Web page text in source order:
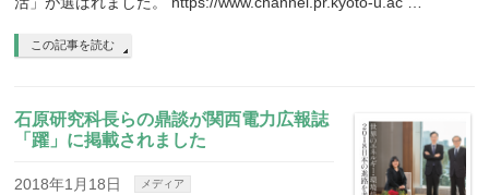
この記事を読む
石原研究科長らの鼎談が関西電力広報誌
「躍」に掲載されました
2018年1月18日 メディア